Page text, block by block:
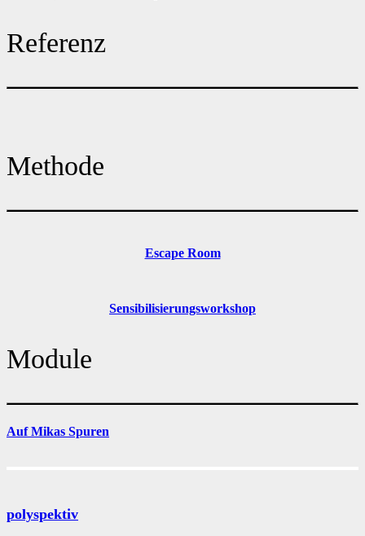
Referenz
Methode
Escape Room
Sensibilisierungsworkshop
Module
Auf Mikas Spuren
polyspektiv